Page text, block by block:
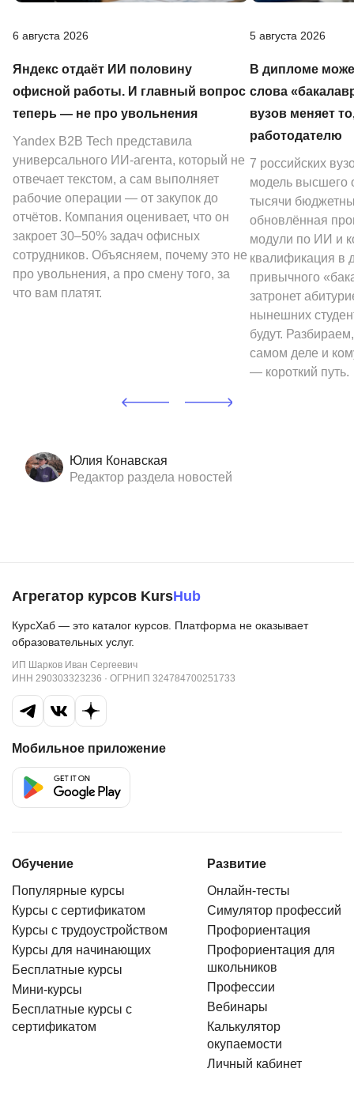
6 августа 2026
Яндекс отдаёт ИИ половину
офисной работы. И главный вопрос
теперь — не про увольнения
Yandex B2B Tech представила
универсального ИИ-агента, который не
отвечает текстом, а сам выполняет
рабочие операции — от закупок до
отчётов. Компания оценивает, что он
закроет 30–50% задач офисных
сотрудников. Объясняем, почему это не
про увольнения, а про смену того, за
что вам платят.
5 августа 2026
В дипломе
слова
вузов меняет
работодателю
7 российских
модель высшего
тысячи
обновлённая
модули по ИИ и
квалификация в
привычного
затронет
нынешних
будут.
самом деле и
— короткий путь.
Юлия Конавская
Редактор раздела новостей
Агрегатор курсов KursHub
КурсХаб — это каталог курсов. Платформа не оказывает
образовательных услуг.
ИП Шарков Иван Сергеевич
ИНН 290303323236 · ОГРНИП 324784700251733
Мобильное приложение
Обучение
Популярные курсы
Курсы с сертификатом
Курсы с трудоустройством
Курсы для начинающих
Бесплатные курсы
Мини-курсы
Бесплатные курсы с
сертификатом
Развитие
Онлайн-тесты
Симулятор профессий
Профориентация
Профориентация для
школьников
Профессии
Вебинары
Калькулятор
окупаемости
Личный кабинет